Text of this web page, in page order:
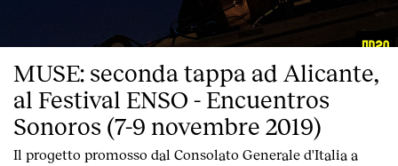
Contatto
MUSE: seconda tappa ad Alicante,
al Festival ENSO - Encuentros
Sonoros (7-9 novembre 2019)
Il progetto promosso dal Consolato Generale d'Italia a